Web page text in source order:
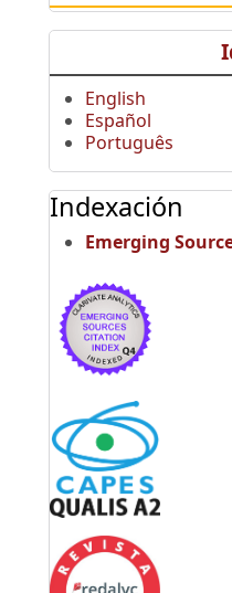
English
Español
Português
Indexación
Emerging